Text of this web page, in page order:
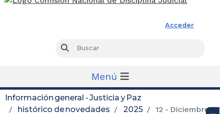
Acceder
Buscar
Menú
Información general - Justicia y Paz
histórico de novedades
2025 12 - Diciembre